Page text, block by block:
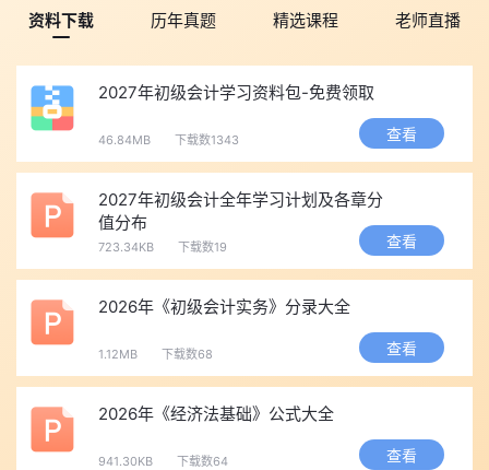
《初级会计实务》科目考试时长为105分钟，《经济法基础》
科目考试时长为75分钟，两个科目连续考试，时间不能混用。
巧，考前划重点，拒绝无效复习，同时分享蒙题策略，教你考场“捡
分”技巧，
点击下图立即领取>>
2026年初级会计考试真题及答案，考后更新，敬请关注！
考后大家可以进入>>
2026初级会计考试真题及答案解析各批
，免费获取答案解析！
成绩。
点击免费领【
初级会计师冲刺资料包
】，其中包含了三色笔
记、思维导图、易错知识点等多种学习资料，快来点击下图一键免
费领取>>
资料下载 历年真题 精选课程 老师直播
2027年初级会计学习资料包-免费领取
46.84MB 下载数1343 查看
2027年初级会计全年学习计划及各章分
值分布
723.34KB 下载数19 查看
2026年《初级会计实务》分录大全
1.12MB 下载数68 查看
2026年《经济法基础》公式大全
941.30KB 下载数64 查看